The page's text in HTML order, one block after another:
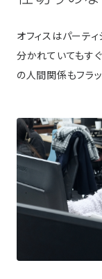
オフィスはパーテ
分かれていてもす
の人間関係もフラ